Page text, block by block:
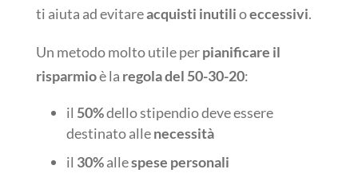
ti aiuta ad evitareacquisti inutilioeccessivi.
Un metodo molto utile perpianificare il
risparmioè la regola del 50-30-20:
il 50%dello stipendio deve essere
destinato allenecessità
il 30%allespese personali